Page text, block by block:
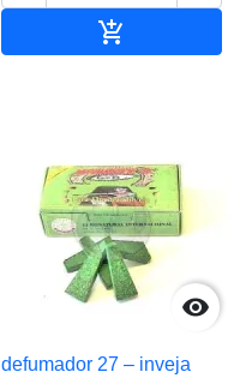


defumador 27 – inveja